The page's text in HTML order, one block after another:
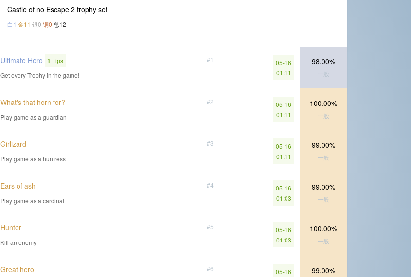
Castle of no Escape 2 trophy set
白1 金11 银0 铜0 总12
#1
Ultimate Hero 1 Tips
Get every Trophy in the game!
05-16
01:11
98.00%
一般
#2
What's that horn for?
Play game as a guardian
05-16
01:11
100.00%
一般
#3
Girlizard
Play game as a huntress
05-16
01:11
99.00%
一般
#4
Ears of ash
Play game as a cardinal
05-16
01:03
99.00%
一般
#5
Hunter
Kill an enemy
05-16
01:03
100.00%
一般
#6
Great hero
05-16
99.00%